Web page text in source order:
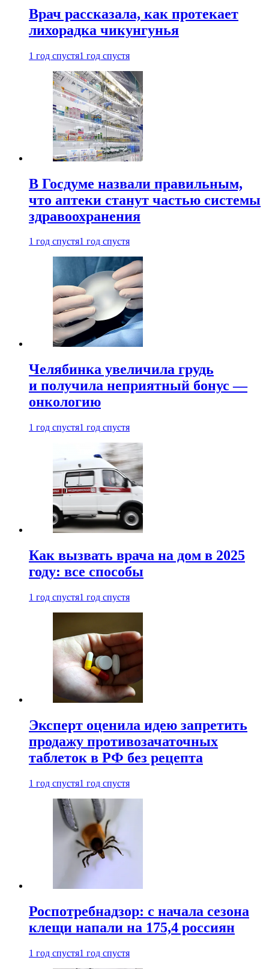
Врач рассказала, как протекает
лихорадка чикунгунья
1 год спустя1 год спустя
В Госдуме назвали правильным,
что аптеки станут частью системы
здравоохранения
1 год спустя1 год спустя
Челябинка увеличила грудь
и получила неприятный бонус —
онкологию
1 год спустя1 год спустя
Как вызвать врача на дом в 2025
году: все способы
1 год спустя1 год спустя
Эксперт оценила идею запретить
продажу противозачаточных
таблеток в РФ без рецепта
1 год спустя1 год спустя
Роспотребнадзор: с начала сезона
клещи напали на 175,4 россиян
1 год спустя1 год спустя